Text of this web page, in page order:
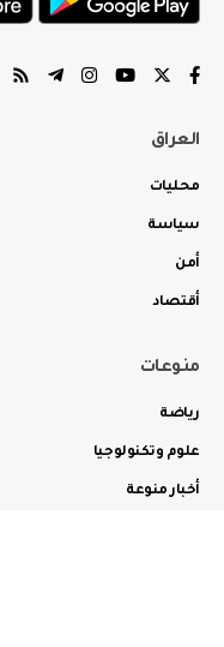
العراق
محليات
سياسة
أمن
أقتصاد
منوعات
رياضة
علوم وتكنولوجيا
أخبار منوعة